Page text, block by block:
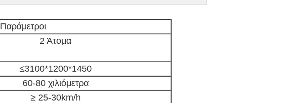
Παράμετροι
2 Άτομα
≤3100*1200*1450
60-80 χιλιόμετρα
≥ 25-30km/h